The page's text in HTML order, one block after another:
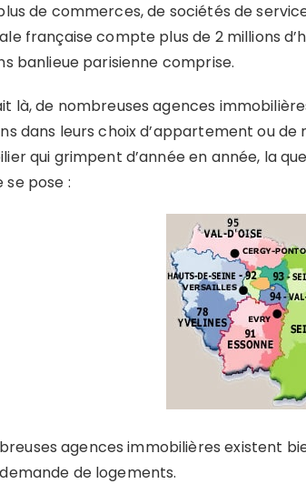
de commerces, de sociétés de
française compte plus de 2 millions
banlieue parisienne comprise.
là, de nombreuses agences
dans leurs choix d’appartement ou
qui grimpent d’année en année, la
se pose :
agences immobilières existent
de logements.